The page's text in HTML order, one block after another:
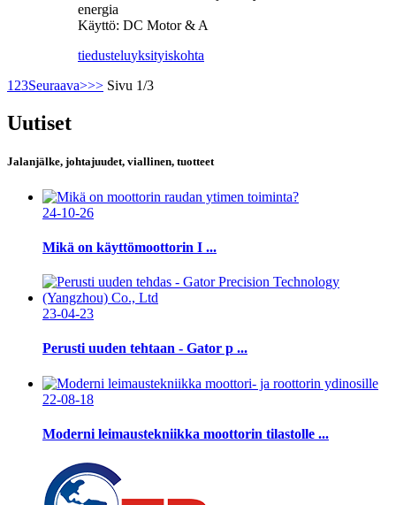
energia
Käyttö: DC Motor & A
tiedusteluyksityiskohta
123Seuraava>>> Sivu 1/3
Uutiset
Jalanjälke, johtajuudet, viallinen, tuotteet
24-10-26
Mikä on käyttömoottorin I ...
23-04-23
Perusti uuden tehtaan - Gator p ...
22-08-18
Moderni leimaustekniikka moottorin tilastolle ...